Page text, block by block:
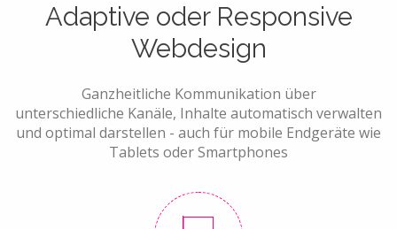
Adaptive oder Responsive
Webdesign
Ganzheitliche Kommunikation über
unterschiedliche Kanäle, Inhalte automatisch verwalten
und optimal darstellen - auch für mobile Endgeräte wie
Tablets oder Smartphones